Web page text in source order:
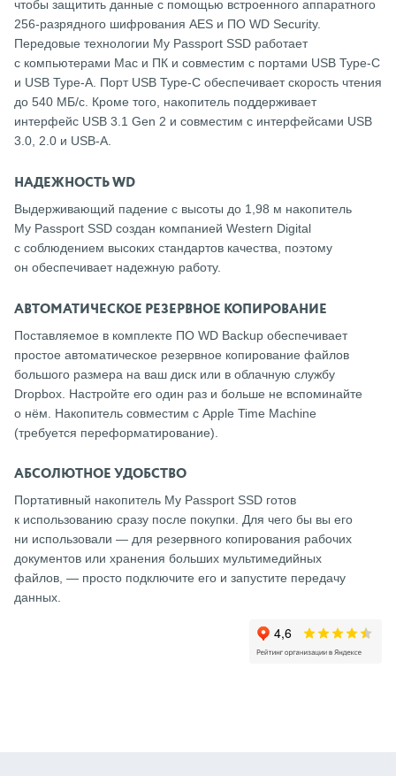
чтобы защитить данные с помощью встроенного аппаратного
256-разрядного шифрования AES и ПО WD Security.
Передовые технологии My Passport SSD работает
с компьютерами Mac и ПК и совместим с портами USB Type-C
и USB Type-A. Порт USB Type-C обеспечивает скорость чтения
до 540 МБ/с. Кроме того, накопитель поддерживает
интерфейс USB 3.1 Gen 2 и совместим с интерфейсами USB
3.0, 2.0 и USB-A.
НАДЕЖНОСТЬ WD
Выдерживающий падение с высоты до 1,98 м накопитель
My Passport SSD создан компанией Western Digital
с соблюдением высоких стандартов качества, поэтому
он обеспечивает надежную работу.
АВТОМАТИЧЕСКОЕ РЕЗЕРВНОЕ КОПИРОВАНИЕ
Поставляемое в комплекте ПО WD Backup обеспечивает
простое автоматическое резервное копирование файлов
большого размера на ваш диск или в облачную службу
Dropbox. Настройте его один раз и больше не вспоминайте
о нём. Накопитель совместим с Apple Time Machine
(требуется переформатирование).
АБСОЛЮТНОЕ УДОБСТВО
Портативный накопитель My Passport SSD готов
к использованию сразу после покупки. Для чего бы вы его
ни использовали — для резервного копирования рабочих
документов или хранения больших мультимедийных
файлов, — просто подключите его и запустите передачу
данных.